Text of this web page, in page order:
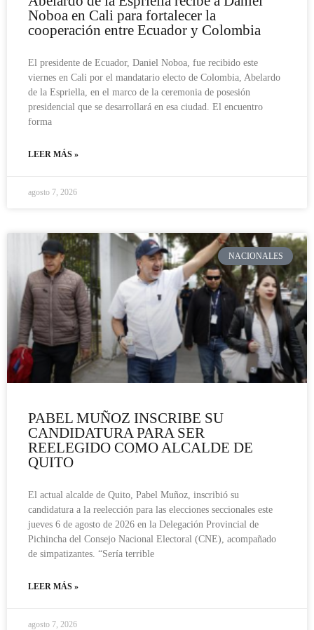
Noboa en Cali para fortalecer la
cooperación entre Ecuador y Colombia
El presidente de Ecuador, Daniel Noboa, fue recibido este
viernes en Cali por el mandatario electo de Colombia, Abelardo
de la Espriella, en el marco de la ceremonia de posesión
presidencial que se desarrollará en esa ciudad. El encuentro
forma
LEER MÁS »
agosto 7, 2026
NACIONALES
PABEL MUÑOZ INSCRIBE SU
CANDIDATURA PARA SER
REELEGIDO COMO ALCALDE DE
QUITO
El actual alcalde de Quito, Pabel Muñoz, inscribió su
candidatura a la reelección para las elecciones seccionales este
jueves 6 de agosto de 2026 en la Delegación Provincial de
Pichincha del Consejo Nacional Electoral (CNE), acompañado
de simpatizantes. “Sería terrible
LEER MÁS »
agosto 7, 2026